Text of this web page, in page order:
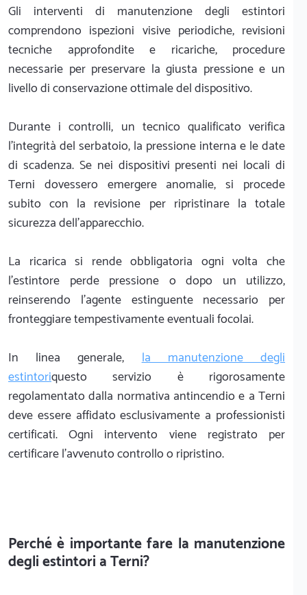
Gli interventi di manutenzione degli estintori
comprendono ispezioni visive periodiche, revisioni
tecniche approfondite e ricariche, procedure
necessarie per preservare la giusta pressione e un
livello di conservazione ottimale del dispositivo.
Durante i controlli, un tecnico qualificato verifica
l'integrità del serbatoio, la pressione interna e le date
di scadenza. Se nei dispositivi presenti nei locali di
Terni dovessero emergere anomalie, si procede
subito con la revisione per ripristinare la totale
sicurezza dell'apparecchio.
La ricarica si rende obbligatoria ogni volta che
l'estintore perde pressione o dopo un utilizzo,
reinserendo l'agente estinguente necessario per
fronteggiare tempestivamente eventuali focolai.
In linea generale,la manutenzione degli
estintoriquesto servizio è rigorosamente
regolamentato dalla normativa antincendio e a Terni
deve essere affidato esclusivamente a professionisti
certificati. Ogni intervento viene registrato per
certificare l'avvenuto controllo o ripristino.
Perché è importante fare la manutenzione
degli estintori a Terni?